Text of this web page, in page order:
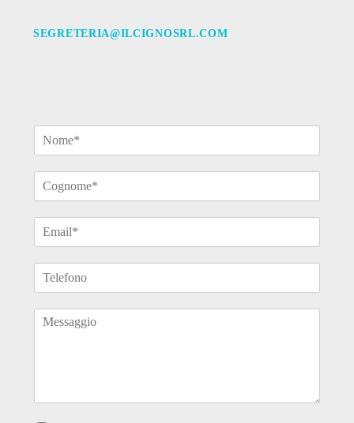
SEGRETERIA@ILCIGNOSRL.COM